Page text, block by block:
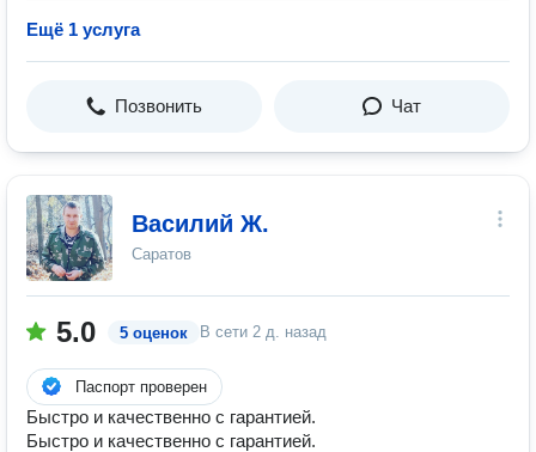
Ещё 1 услуга
Позвонить Чат
Василий Ж.
Саратов
5.0 5 оценок В сети 2 д. назад
Паспорт проверен
Быстро и качественно с гарантией.
Быстро и качественно с гарантией.